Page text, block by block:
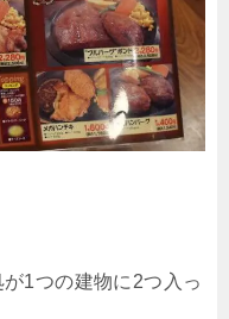
1つの建物に2つ入っ